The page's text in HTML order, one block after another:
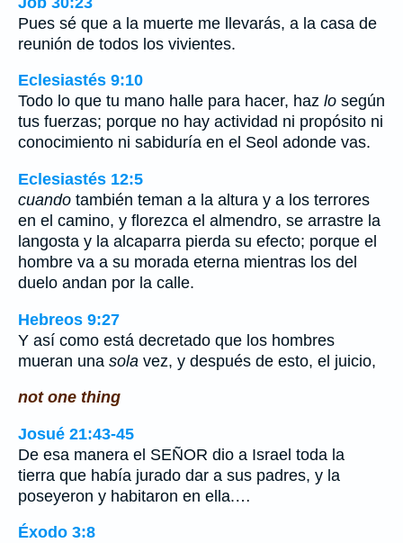
Pues sé que a la muerte me llevarás, a la casa de
reunión de todos los vivientes.
Eclesiastés 9:10
Todo lo que tu mano halle para hacer, haz lo según
tus fuerzas; porque no hay actividad ni propósito ni
conocimiento ni sabiduría en el Seol adonde vas.
Eclesiastés 12:5
cuando también teman a la altura y a los terrores
en el camino, y florezca el almendro, se arrastre la
langosta y la alcaparra pierda su efecto; porque el
hombre va a su morada eterna mientras los del
duelo andan por la calle.
Hebreos 9:27
Y así como está decretado que los hombres
mueran una sola vez, y después de esto, el juicio,
not one thing
Josué 21:43-45
De esa manera el SEÑOR dio a Israel toda la
tierra que había jurado dar a sus padres, y la
poseyeron y habitaron en ella.…
Éxodo 3:8